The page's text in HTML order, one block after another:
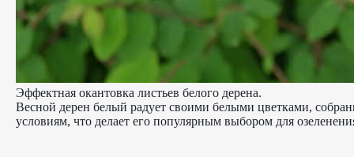
Эффектная окантовка листьев белого дерена.
Весной дерен белый радует своими белыми цветками,
условиям, что делает его популярным выбором для